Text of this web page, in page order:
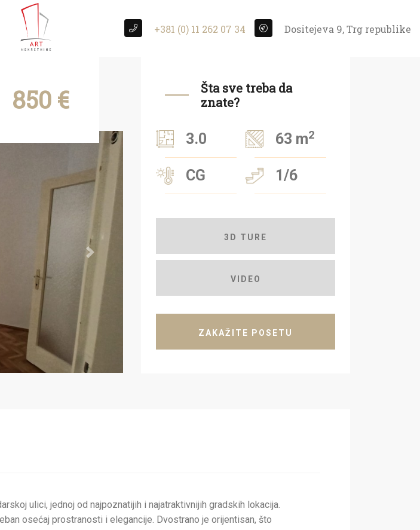
+381 (0) 11 262 07 34 Dositejeva 9, Trg republike
850 €
Next
Šta sve treba da
znate?
3.0 63 m2
CG 1/6
3D TURE
VIDEO
ZAKAŽITE POSETU
ulici, jednoj od najpoznatijih i najatraktivnijih gradskih lokacija.
osećaj prostranosti i elegancije. Dvostrano je orijentisan, što